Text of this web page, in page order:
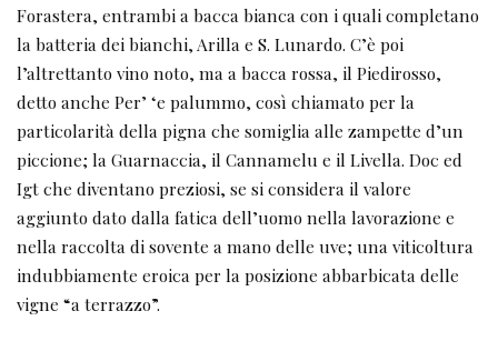
Forastera, entrambi a bacca bianca con i quali completano
la batteria dei bianchi, Arilla e S. Lunardo. C’è poi
l’altrettanto vino noto, ma a bacca rossa, il Piedirosso,
detto anche Per’ ‘e palummo, così chiamato per la
particolarità della pigna che somiglia alle zampette d’un
piccione; la Guarnaccia, il Cannamelu e il Livella. Doc ed
Igt che diventano preziosi, se si considera il valore
aggiunto dato dalla fatica dell’uomo nella lavorazione e
nella raccolta di sovente a mano delle uve; una viticoltura
indubbiamente eroica per la posizione abbarbicata delle
vigne “a terrazzo”.